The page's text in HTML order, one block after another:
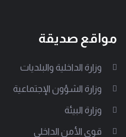
مواقع صديقة
وزارة الداخلية والبلديات
وزارة الشؤون الإجتماعية
وزارة البيئة
قوى الأمن الداخلي